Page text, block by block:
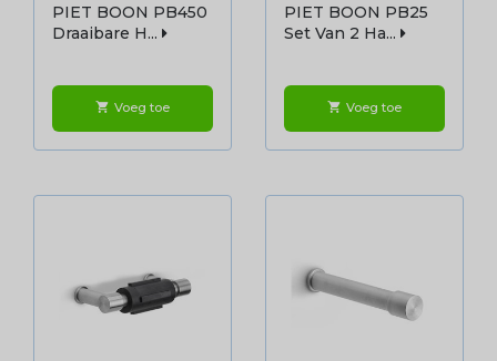
PIET BOON PB450
Draaibare H...
shopping_cart Voeg toe
PIET BOON PB25
Set Van 2 Ha...
shopping_cart Voeg toe